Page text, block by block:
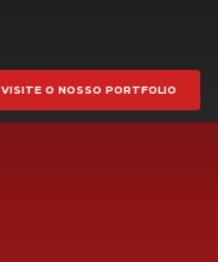
VISITE O NOSSO PORTFOLIO